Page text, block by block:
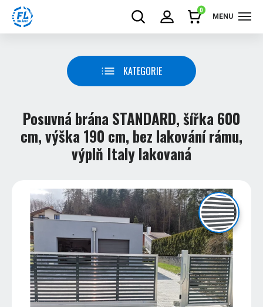
0
MENU
KATEGORIE
Posuvná brána STANDARD, šířka 600
cm, výška 190 cm, bez lakování rámu,
výplň Italy lakovaná